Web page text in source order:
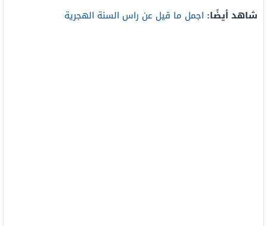
شاهد أيضًا: اجمل ما قيل عن راس السنة الهجرية